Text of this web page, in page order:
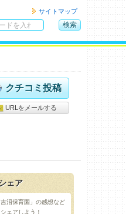
サイトマップ
検索
クチコミ投稿
URLをメールする
ェア
吉沼保育園」の感想など
ェアしよう！